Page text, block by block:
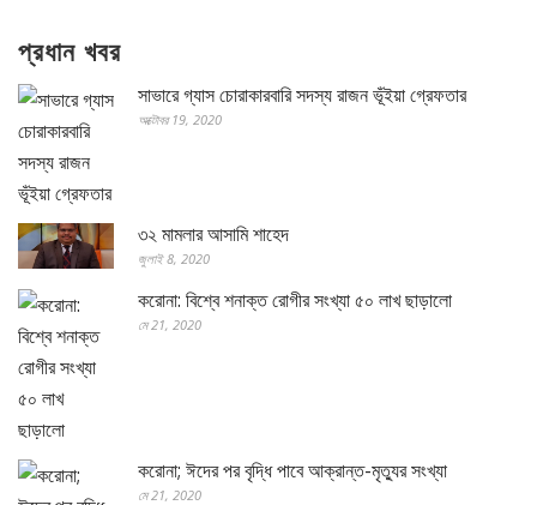
প্রধান খবর
সাভারে গ্যাস চোরাকারবারি সদস্য রাজন ভূঁইয়া গ্রেফতার
অক্টোবর 19, 2020
৩২ মামলার আসামি শাহেদ
জুলাই 8, 2020
করোনা: বিশ্বে শনাক্ত রোগীর সংখ্যা ৫০ লাখ ছাড়ালো
মে 21, 2020
করোনা; ঈদের পর বৃদ্ধি পাবে আক্রান্ত-মৃত্যুর সংখ্যা
মে 21, 2020